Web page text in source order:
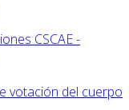
CSCAE -
votación del cuerpo